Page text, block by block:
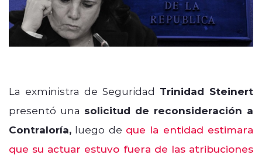
La exministra de Seguridad Trinidad Steinert
presentó una solicitud de reconsideración a
Contraloría, luego de que la entidad estimara
que su actuar estuvo fuera de las atribuciones